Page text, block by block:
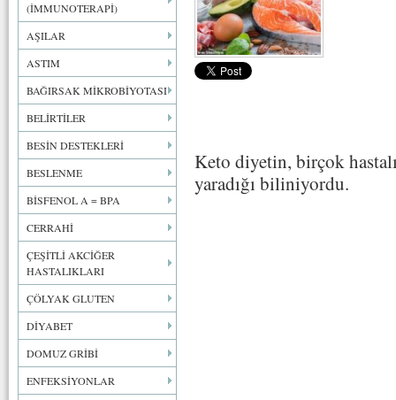
(İMMUNOTERAPİ)
AŞILAR
ASTIM
BAĞIRSAK MİKROBİYOTASI
BELİRTİLER
BESİN DESTEKLERİ
BESLENME
BİSFENOL A = BPA
CERRAHİ
ÇEŞİTLİ AKCİĞER
HASTALIKLARI
ÇÖLYAK GLUTEN
DİYABET
DOMUZ GRİBİ
ENFEKSİYONLAR
Keto diyetin, birçok
yaradığı biliniyordu.